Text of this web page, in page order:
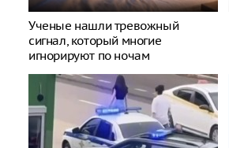
Ученые нашли тревожный
сигнал, который многие
игнорируют по ночам